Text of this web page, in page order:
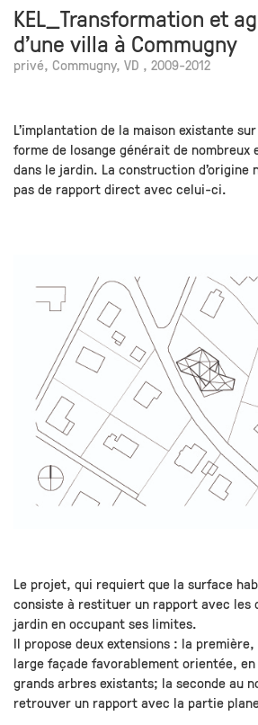
KEL_Transformation et
d’une villa à Commugny
privé, Commugny, VD , 2009-2012
L’implantation de la maison existante
forme de losange générait de nombreux
dans le jardin. La construction d’origine
pas de rapport direct avec celui-ci.
Le projet, qui requiert que la surface
consiste à restituer un rapport avec les
jardin en occupant ses limites.
Il propose deux extensions : la
large façade favorablement orientée,
grands arbres existants; la seconde au
retrouver un rapport avec la partie